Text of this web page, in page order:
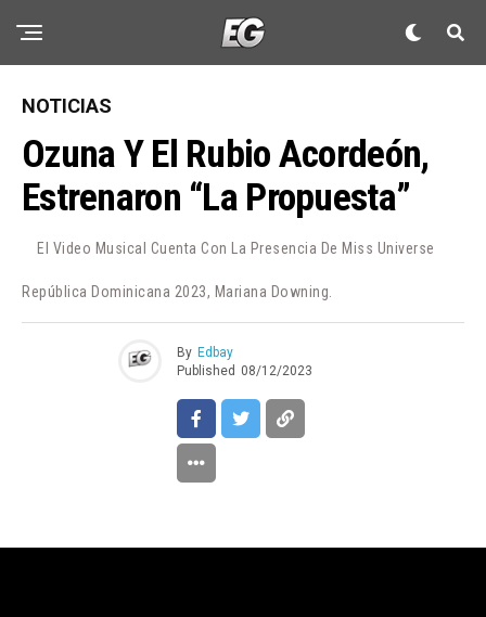
NOTICIAS
Ozuna Y El Rubio Acordeón,
Estrenaron “La Propuesta”
El Video Musical Cuenta Con La Presencia De Miss Universe
República Dominicana 2023, Mariana Downing.
By Edbay
Published 08/12/2023